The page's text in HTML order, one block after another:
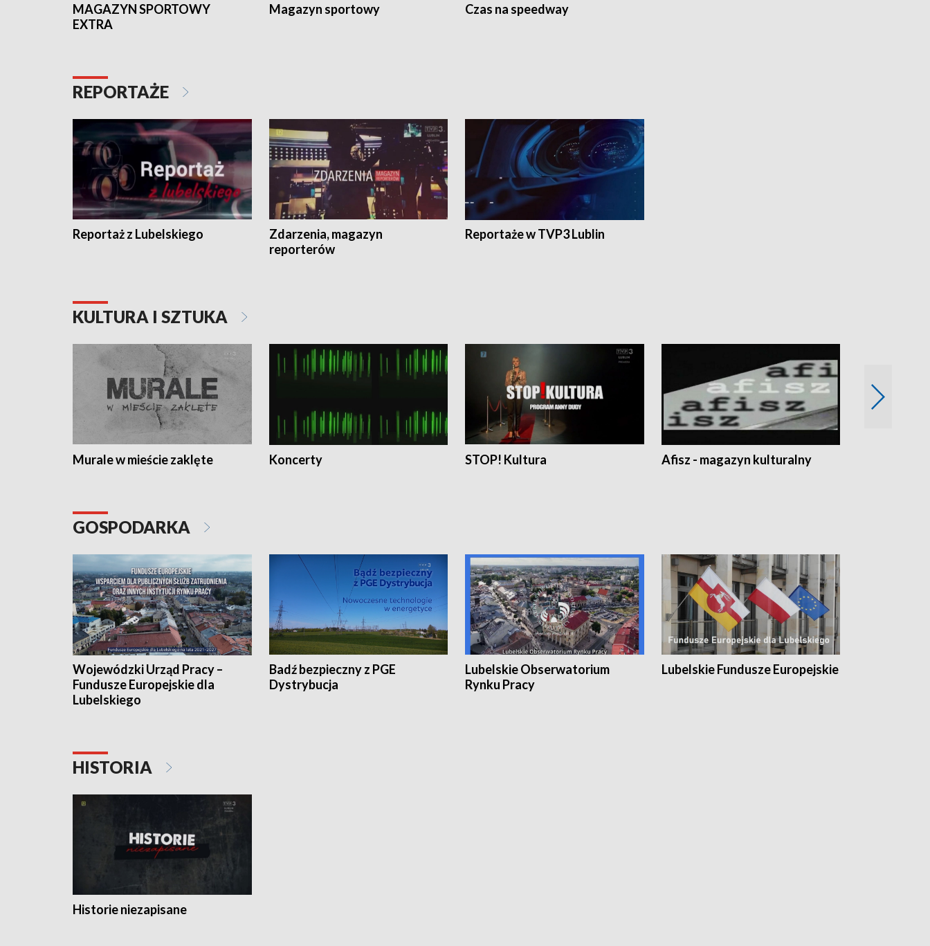
MAGAZYN SPORTOWY
EXTRA
Magazyn sportowy Czas na speedway
REPORTAŻE
Reportaż z Lubelskiego
Zdarzenia, magazyn
reporterów
Reportaże w TVP3 Lublin
KULTURA I SZTUKA
Murale w mieście zaklęte Koncerty STOP! Kultura Afisz - magazyn kulturalny
GOSPODARKA
Wojewódzki Urząd Pracy –
Fundusze Europejskie dla
Lubelskiego
Badź bezpieczny z PGE
Dystrybucja
Lubelskie Obserwatorium
Rynku Pracy
Lubelskie Fundusze Europejskie
HISTORIA
Historie niezapisane